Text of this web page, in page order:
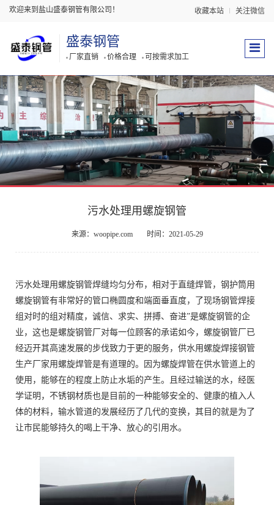
欢迎来到盐山盛泰钢管有限公司！ 收藏本站 关注微信
盛泰钢管
厂家直销 价格合理 可按需求加工
污水处理用螺旋钢管
来源：woopipe.com 时间：2021-05-29
污水处理用螺旋钢管焊缝均匀分布，相对于直缝焊管，钢护筒用
螺旋钢管有非常好的管口椭圆度和端面垂直度，了现场钢管焊接
组对时的组对精度，诚信、求实、拼搏、奋进”是螺旋钢管的企
业，这也是螺旋钢管厂对每一位顾客的承诺如今，螺旋钢管厂已
经迈开其高速发展的步伐致力于更的服务，供水用螺旋焊接钢管
生产厂家用螺旋焊管是有道理的。因为螺旋焊管在供水管道上的
使用，能够在的程度上防止水垢的产生。且经过输送的水，经医
学证明，不锈钢材质也是目前的一种能够安全的、健康的植入人
体的材料，输水管道的发展经历了几代的变换，其目的就是为了
让市民能够持久的喝上干净、放心的引用水。